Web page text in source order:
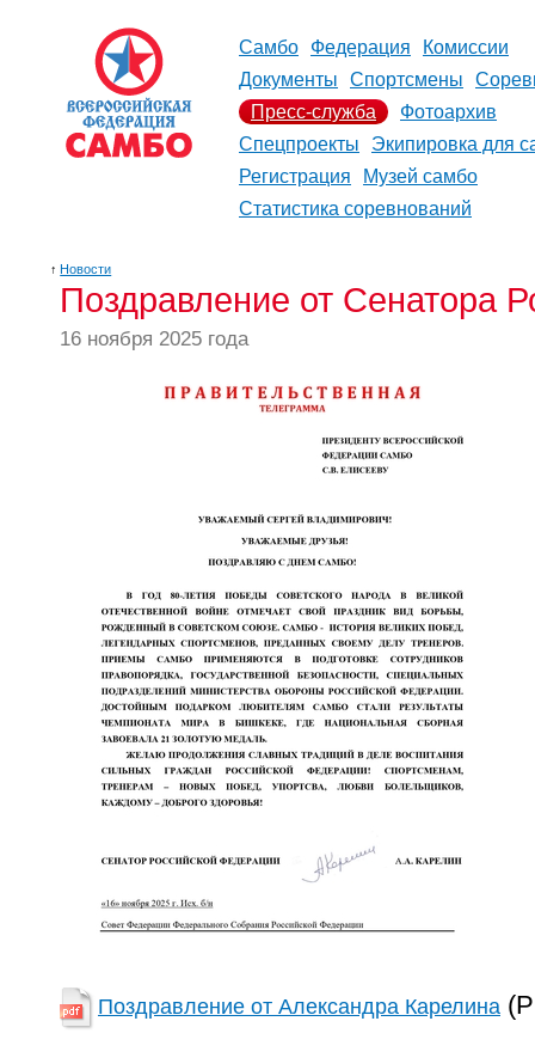
Самбо Федерация
Комиссии
Документы
Спортсмены
Пресс-служба
Фотоархив
Спецпроекты
Экипировка для
Регистрация
Музей самбо
Статистика соревнований
↑ Новости
Поздравление от Сенатора
16 ноября 2025 года
Поздравление от Александра Карелина